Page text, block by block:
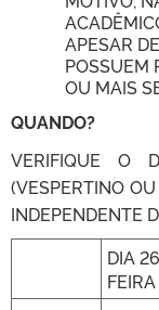
APESAR
POSSUEM
OU MAIS
QUANDO?
VERIFIQUE O
(VESPERTINO
INDEPENDENTE
DIA
FEIRA